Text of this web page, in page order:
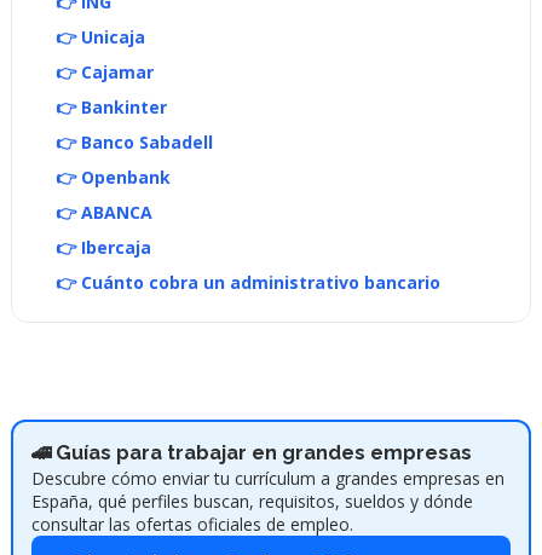
👉 Unicaja
👉 Cajamar
👉 Bankinter
👉 Banco Sabadell
👉 Openbank
👉 ABANCA
👉 Ibercaja
👉 Cuánto cobra un administrativo bancario
🚄 Guías para trabajar en grandes empresas
Descubre cómo enviar tu currículum a grandes empresas en
España, qué perfiles buscan, requisitos, sueldos y dónde
consultar las ofertas oficiales de empleo.